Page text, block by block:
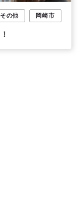
その他 岡崎市